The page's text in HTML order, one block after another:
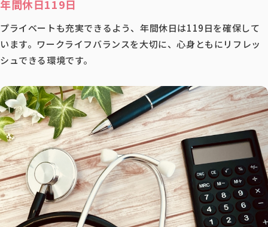
年間休日119日
プライベートも充実できるよう、年間休日は119日を確保して
います。ワークライフバランスを大切に、心身ともにリフレッ
シュできる環境です。